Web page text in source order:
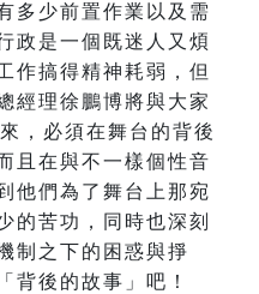
多少前置作業以及需
政是一個既迷人又煩
作搞得精神耗弱，但
經理徐鵬博將與大家
，必須在舞台的背後
且在與不一樣個性音
他們為了舞台上那宛
的苦功，同時也深刻
制之下的困惑與掙
背後的故事」吧！